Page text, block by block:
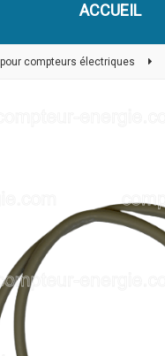
ACCUEIL
compteurs électriques